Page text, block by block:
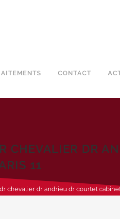
CONTACT
CHEVALIER DR
11
chevalier dr andrieu dr courtet